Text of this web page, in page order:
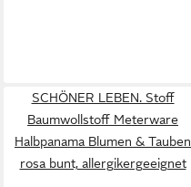
SCHÖNER LEBEN. Stoff
Baumwollstoff Meterware
Halbpanama Blumen & Tauben
rosa bunt, allergikergeeignet